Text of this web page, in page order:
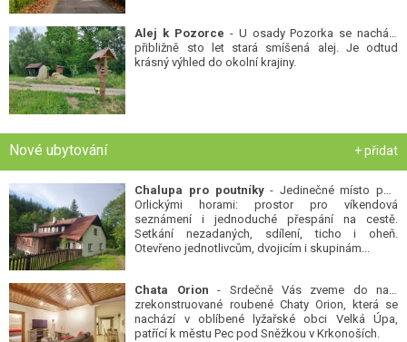
Alej k Pozorce - U osady Pozorka se nachází
přibližně sto let stará smíšená alej. Je odtud
krásný výhled do okolní krajiny.
Nové ubytování + přidat
Chalupa pro poutníky- Jedinečné místo pod
Orlickými horami: prostor pro víkendová
seznámení i jednoduché přespání na cestě.
Setkání nezadaných, sdílení, ticho i oheň.
Otevřeno jednotlivcům, dvojicím i skupinám...
Chata Orion - Srdečně Vás zveme do naší
zrekonstruované roubené Chaty Orion, která se
nachází v oblíbené lyžařské obci Velká Úpa,
patřící k městu Pec pod Sněžkou v Krkonoších.